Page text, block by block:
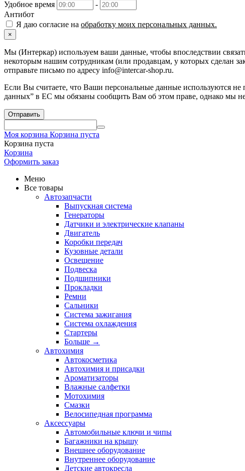
Удобное время
-
Антибот
Я даю согласие на обработку моих персональных данных.
×
Мы (Интеркар) используем ваши данные, чтобы впоследствии
некоторым нашим сотрудникам (или продавцам, у которых сделан
отправьте письмо по адресу info@intercar-shop.ru.
Если Вы считаете, что Ваши персональные данные используются
данных” в ЕС мы обязаны сообщить Вам об этом праве, однако мы
Отправить
Моя корзина Корзина пуста
Корзина пуста
Корзина
Оформить заказ
Меню
Все товары
Автозапчасти
Выпускная система
Генераторы
Датчики и электрические клапаны
Двигатель
Коробки передач
Кузовные детали
Освещение
Подвеска
Подшипники
Прокладки
Ремни
Сальники
Система зажигания
Система охлаждения
Стартеры
Больше →
Автохимия
Автокосметика
Автохимия и присадки
Ароматизаторы
Влажные салфетки
Мотохимия
Смазки
Велосипедная программа
Аксессуары
Автомобильные ключи и чипы
Багажники на крышу
Внешнее оборудование
Внутреннее оборудование
Детские автокресла